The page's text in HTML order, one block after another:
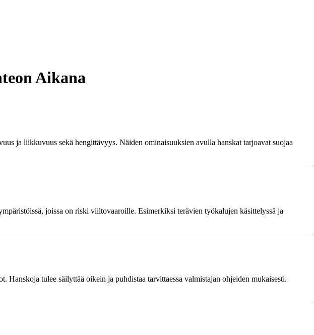
Aikana
ja liikkuvuus sekä hengittävyys. Näiden ominaisuuksien avulla hanskat tarjoavat suojaa
joissa on riski viiltovaaroille. Esimerkiksi terävien työkalujen käsittelyssä ja
Hanskoja tulee säilyttää oikein ja puhdistaa tarvittaessa valmistajan ohjeiden mukaisesti.